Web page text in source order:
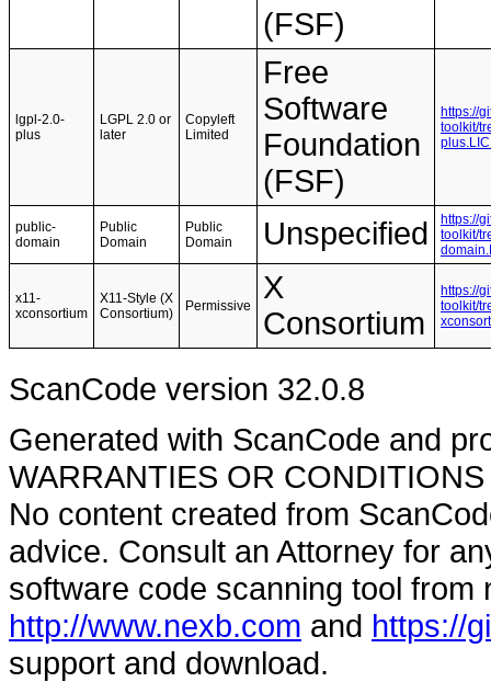
(FSF)
lgpl-2.0-
plus
LGPL 2.0 or
later
Copyleft
Limited
Free
Software
Foundation
(FSF)
https://
toolkit/
public-
domain
Public
Domain
Public
Domain
Unspecified
https://
toolkit/
x11-
xconsortium
X11-Style (X
Consortium)
Permissive
X
Consortium
https://
toolkit/
ScanCode version 32.0.8
Generated with ScanCode and
WARRANTIES OR
No content created from
advice. Consult an Attorney for
software code scanning tool from
http://www.nexb.com and https://
support and download.